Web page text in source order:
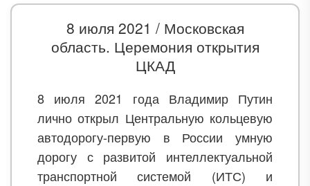
8 июля 2021 /Московская
область. Церемония открытия
ЦКАД
8 июля 2021 года Владимир Путин
лично открыл Центральную кольцевую
автодорогу-первую в России умную
дорогу с развитой интеллектуальной
транспортной системой (ИТС) и